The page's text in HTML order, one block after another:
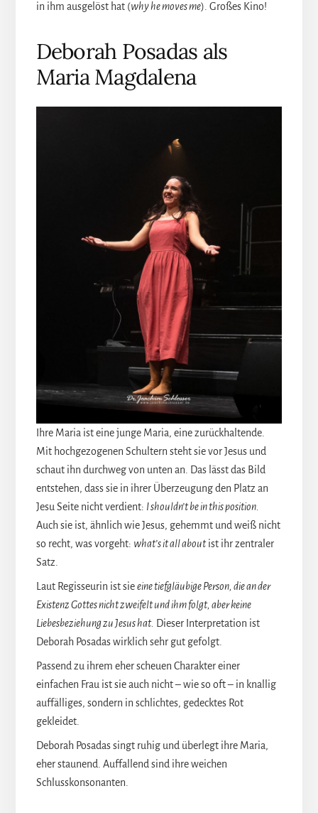
in ihm ausgelöst hat (why he moves me). Großes Kino!
Deborah Posadas als
Maria Magdalena
Ihre Maria ist eine junge Maria, eine zurückhaltende.
Mit hochgezogenen Schultern steht sie vor Jesus und
schaut ihn durchweg von unten an. Das lässt das Bild
entstehen, dass sie in ihrer Überzeugung den Platz an
Jesu Seite nicht verdient: I shouldn’t be in this position.
Auch sie ist, ähnlich wie Jesus, gehemmt und weiß nicht
so recht, was vorgeht: what’s it all aboutist ihr zentraler
Satz.
Laut Regisseurin ist sieeine tiefgläubige Person, die an der
Existenz Gottes nicht zweifelt und ihm folgt, aber keine
Liebesbeziehung zu Jesus hat. Dieser Interpretation ist
Deborah Posadas wirklich sehr gut gefolgt.
Passend zu ihrem eher scheuen Charakter einer
einfachen Frau ist sie auch nicht – wie so oft – in knallig
auffälliges, sondern in schlichtes, gedecktes Rot
gekleidet.
Deborah Posadas singt ruhig und überlegt ihre Maria,
eher staunend. Auffallend sind ihre weichen
Schlusskonsonanten.